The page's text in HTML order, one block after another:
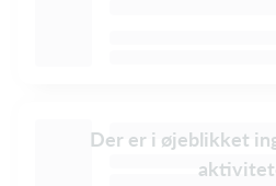
Der er i øjeblikket